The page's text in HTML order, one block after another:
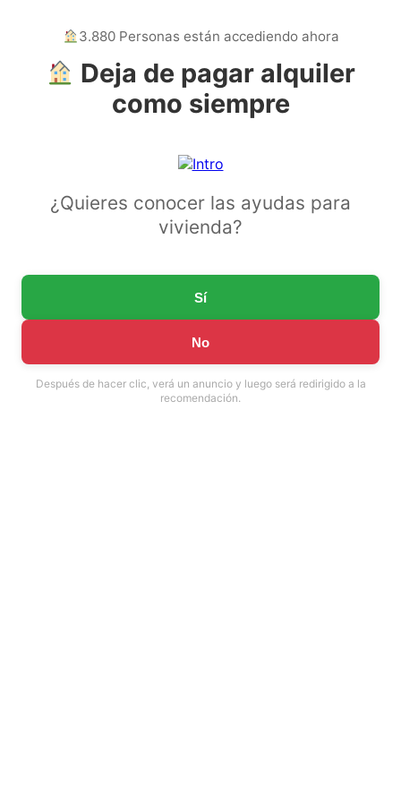
3.880 Personas están accediendo ahora
Deja de pagar alquiler
como siempre
¿Quieres conocer las ayudas para
vivienda?
Sí
No
Después de hacer clic, verá un anuncio y luego será redirigido a la
recomendación.